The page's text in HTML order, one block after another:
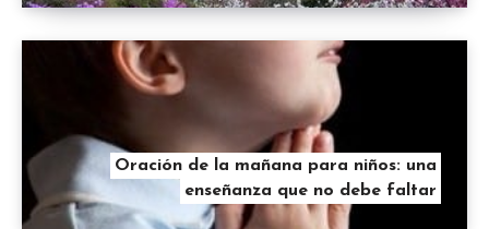
Oración de la mañana para niños: una
enseñanza que no debe faltar